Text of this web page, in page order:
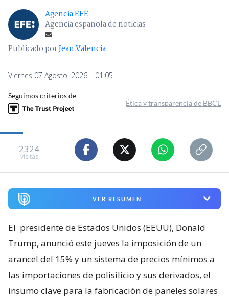
Agencia EFE
Agencia española de noticias
Publicado porJean Valencia
Viernes 07 Agosto, 2026 | 01:05
Seguimos criterios de
Ética y transparencia de BBCL
2324
visitas
VER RESUMEN
El presidente de Estados Unidos (EEUU), Donald
Trump, anunció este jueves la imposición de un
arancel del 15% y un sistema de precios mínimos a
las importaciones de polisilicio y sus derivados, el
insumo clave para la fabricación de paneles solares